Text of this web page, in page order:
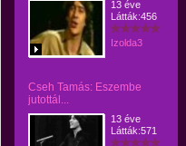
13 éve
Látták:456
Izolda3
Cseh Tamás: Eszembe
jutottál...
13 éve
Látták:571